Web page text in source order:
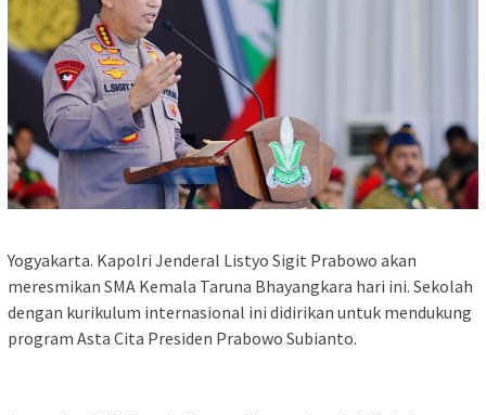
Yogyakarta. Kapolri Jenderal Listyo Sigit Prabowo akan
meresmikan SMA Kemala Taruna Bhayangkara hari ini. Sekolah
dengan kurikulum internasional ini didirikan untuk mendukung
program Asta Cita Presiden Prabowo Subianto.